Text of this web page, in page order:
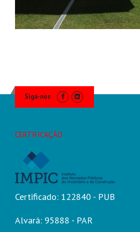
Siga-nos
CERTIFICAÇÃO
Certificado: 122840 - PUB
Alvará: 95888 - PAR